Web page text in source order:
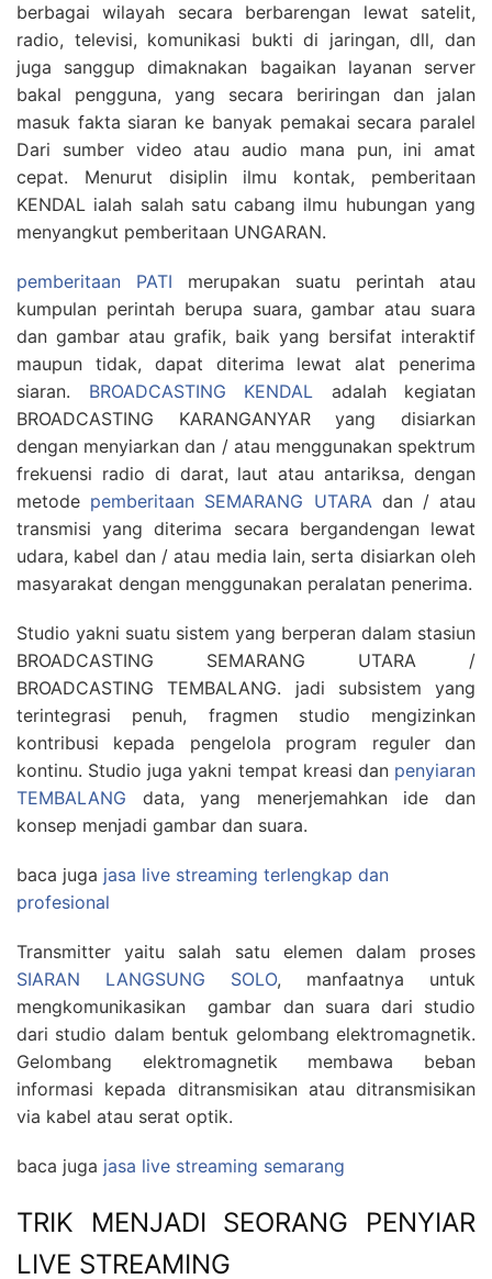
berbagai wilayah secara berbarengan lewat satelit,
radio, televisi, komunikasi bukti di jaringan, dll, dan
juga sanggup dimaknakan bagaikan layanan server
bakal pengguna, yang secara beriringan dan jalan
masuk fakta siaran ke banyak pemakai secara paralel
Dari sumber video atau audio mana pun, ini amat
cepat. Menurut disiplin ilmu kontak, pemberitaan
KENDAL ialah salah satu cabang ilmu hubungan yang
menyangkut pemberitaan UNGARAN.
pemberitaan PATI merupakan suatu perintah atau
kumpulan perintah berupa suara, gambar atau suara
dan gambar atau grafik, baik yang bersifat interaktif
maupun tidak, dapat diterima lewat alat penerima
siaran. BROADCASTING KENDAL adalah kegiatan
BROADCASTING KARANGANYAR yang disiarkan
dengan menyiarkan dan / atau menggunakan spektrum
frekuensi radio di darat, laut atau antariksa, dengan
metode pemberitaan SEMARANG UTARAdan / atau
transmisi yang diterima secara bergandengan lewat
udara, kabel dan / atau media lain, serta disiarkan oleh
masyarakat dengan menggunakan peralatan penerima.
Studio yakni suatu sistem yang berperan dalam stasiun
BROADCASTING SEMARANG UTARA /
BROADCASTING TEMBALANG. jadi subsistem yang
terintegrasi penuh, fragmen studio mengizinkan
kontribusi kepada pengelola program reguler dan
kontinu. Studio juga yakni tempat kreasi dan penyiaran
TEMBALANG data, yang menerjemahkan ide dan
konsep menjadi gambar dan suara.
baca juga jasa live streaming terlengkap dan
profesional
Transmitter yaitu salah satu elemen dalam proses
SIARAN LANGSUNG SOLO, manfaatnya untuk
mengkomunikasikan gambar dan suara dari studio
dari studio dalam bentuk gelombang elektromagnetik.
Gelombang elektromagnetik membawa beban
informasi kepada ditransmisikan atau ditransmisikan
via kabel atau serat optik.
baca juga jasa live streaming semarang
TRIK MENJADI SEORANG PENYIAR
LIVE STREAMING